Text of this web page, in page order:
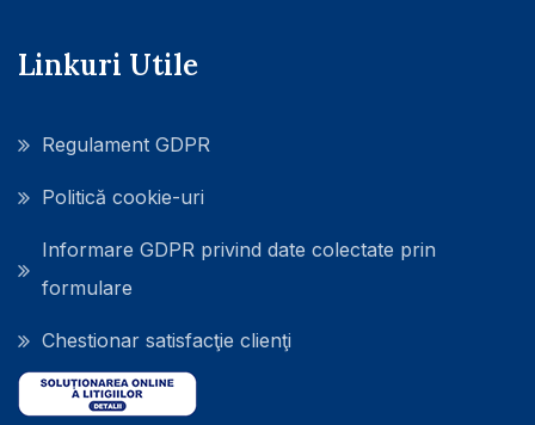
Linkuri Utile
Regulament GDPR
Politică cookie-uri
Informare GDPR privind date colectate prin
formulare
Chestionar satisfacţie clienţi